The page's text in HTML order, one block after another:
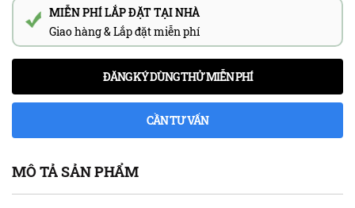
MIỄN PHÍ LẮP ĐẶT TẠI NHÀ
Giao hàng & Lắp đặt miễn phí
ĐĂNG KÝ DÙNG THỬ MIỄN PHÍ
CẦN TƯ VẤN
MÔ TẢ SẢN PHẨM